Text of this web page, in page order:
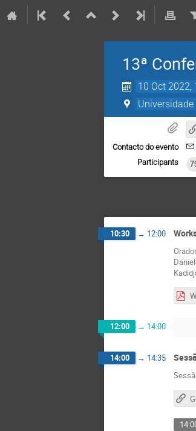
13ª
10 Oct 2022,
Contacto do evento
Participants
10:30 → 12:00
12:00 → 14:00
14:00 → 14:35